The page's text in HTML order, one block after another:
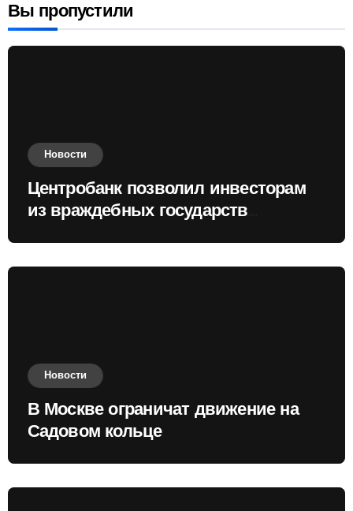
Вы пропустили
Новости
Центробанк позволил инвесторам
из враждебных государств
Новости
В Москве ограничат движение на
Садовом кольце